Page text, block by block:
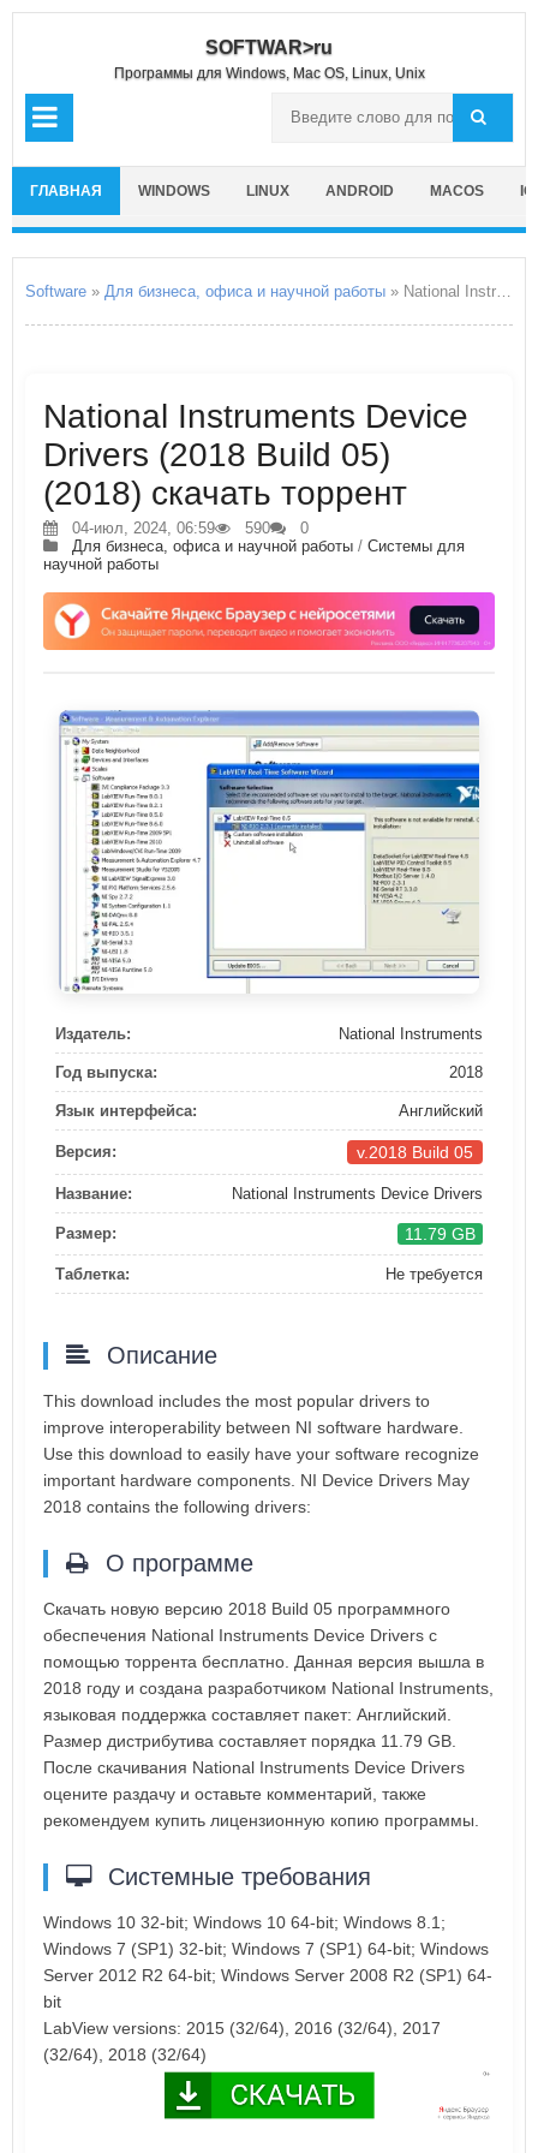
SOFTWAR>ru
Программы для Windows, Mac OS, Linux, Unix
ГЛАВНАЯ WINDOWS LINUX ANDROID MACOS
Software » Для бизнеса, офиса и научной работы » National Instruments Device Drivers
National Instruments Device
Drivers (2018 Build 05)
(2018) скачать торрент
04-июл, 2024, 06:59 590
0
Для бизнеса, офиса и научной работы / Системы для
научной работы
Издатель: National Instruments
Год выпуска: 2018
Язык интерфейса: Английский
Версия: v.2018 Build 05
Название: National Instruments Device Drivers
Размер: 11.79 GB
Таблетка: Не требуется
Описание
This download includes the most popular drivers to
improve interoperability between NI software hardware.
Use this download to easily have your software recognize
important hardware components. NI Device Drivers May
2018 contains the following drivers:
О программе
Скачать новую версию 2018 Build 05 программного
обеспечения National Instruments Device Drivers с
помощью торрента бесплатно. Данная версия вышла в
2018 году и создана разработчиком National Instruments,
языковая поддержка составляет пакет: Английский.
Размер дистрибутива составляет порядка 11.79 GB.
После скачивания National Instruments Device Drivers
оцените раздачу и оставьте комментарий, также
рекомендуем купить лицензионную копию программы.
Системные требования
Windows 10 32-bit; Windows 10 64-bit; Windows 8.1;
Windows 7 (SP1) 32-bit; Windows 7 (SP1) 64-bit; Windows
Server 2012 R2 64-bit; Windows Server 2008 R2 (SP1) 64-
bit
LabView versions: 2015 (32/64), 2016 (32/64), 2017
(32/64), 2018 (32/64)